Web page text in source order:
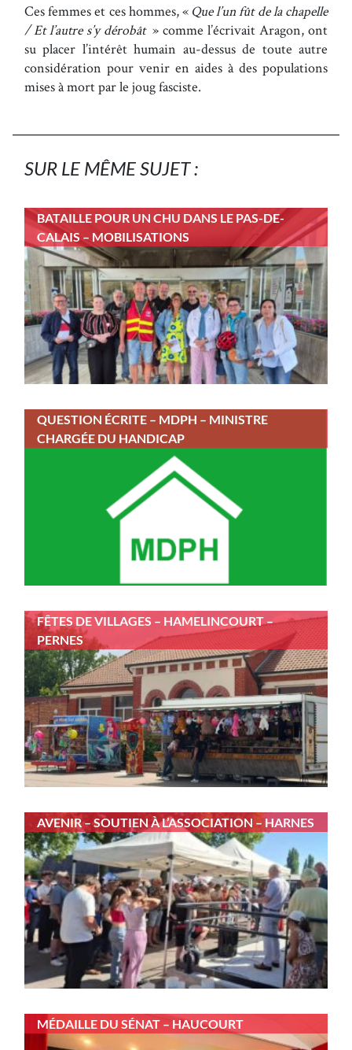
Ces femmes et ces hommes, « Que l’un fût de la chapelle
/ Et l’autre s’y dérobât» comme l’écrivait Aragon, ont
su placer l’intérêt humain au-dessus de toute autre
considération pour venir en aides à des populations
mises à mort par le joug fasciste.
SUR LE MÊME SUJET :
BATAILLE POUR UN CHU DANS LE PAS-DE-
CALAIS – MOBILISATIONS
QUESTION ÉCRITE – MDPH – MINISTRE
CHARGÉE DU HANDICAP
FÊTES DE VILLAGES – HAMELINCOURT –
PERNES
AVENIR – SOUTIEN À L’ASSOCIATION – HARNES
MÉDAILLE DU SÉNAT – HAUCOURT